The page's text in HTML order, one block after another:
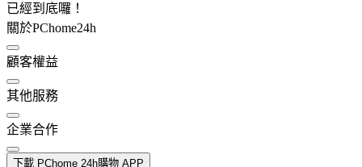
已經到底囉！
關於PChome24h
顧客權益
其他服務
企業合作
下載 PChome 24h購物 APP